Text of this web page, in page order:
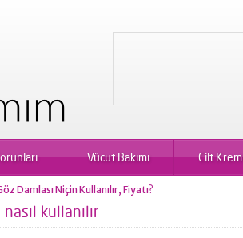
Vücut Bakımı Cilt
Damlası Niçin Kullanılır, Fiyatı?
kullanılır